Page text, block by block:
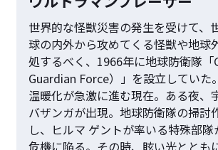
世界的な怪獣災害の発生を受けて、
球の内外から攻めてくる怪獣や地球
処するべく、1966年に地球防衛隊「
Guardian Force）」を設立していた
温暖化が急激に進む現在。ある夜、
バザンガが出現。地球防衛隊の掃討
し、ヒルマ ゲントが率いる特殊部
危機に陥る。その時、眩い光ととも